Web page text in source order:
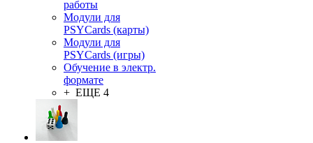
работы
Модули для
PSYCards (карты)
Модули для
PSYCards (игры)
Обучение в электр.
формате
+ ЕЩЕ 4